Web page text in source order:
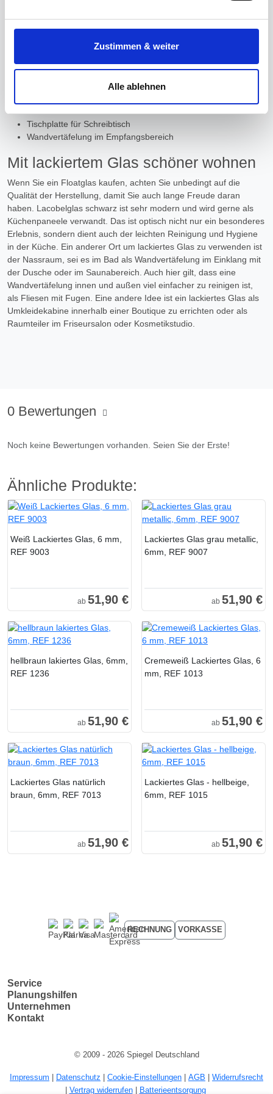
Sie in die Verarbeitung Ihrer personenbezogenen Daten
zu den genannten Zwecken ein.
unter "Cookies" Ihre getroffene Auswahl anpassen. Durch
den Widerruf der Einwilligung wird die vorherige
Impressum|Datenschutz
Zustimmen & weiter
Alle ablehnen
Gleichsam können Sie nun passend dazu eine Tischplatte aus
Floatglas kaufen, welche sich dem gesamten Bild des Büros
einem lackierten Glas auf, um ihre Kunden zu beeindrucken.
Tischplatte für Schreibtisch
Wandvertäfelung im Empfangsbereich
Mit lackiertem Glas schöner wohnen
Wenn Sie ein Floatglas kaufen, achten Sie unbedingt auf die
Qualität der Herstellung, damit Sie auch lange Freude daran
haben. Lacobelglas schwarz ist sehr modern und wird gerne als
Küchenpaneele verwandt. Das ist optisch nicht nur ein besonderes
Erlebnis, sondern dient auch der leichten Reinigung und Hygiene
in der Küche. Ein anderer Ort um lackiertes Glas zu verwenden ist
der Nassraum, sei es im Bad als Wandvertäfelung im Einklang mit
der Dusche oder im Saunabereich. Auch hier gilt, dass eine
Wandvertäfelung innen und außen viel einfacher zu reinigen ist,
als Fliesen mit Fugen. Eine andere Idee ist ein lackiertes Glas als
Umkleidekabine innerhalb einer Boutique zu errichten oder als
Raumteiler im Friseursalon oder Kosmetikstudio.
0 Bewertungen
Noch keine Bewertungen vorhanden. Seien Sie der Erste!
Ähnliche Produkte:
Weiß Lackiertes Glas, 6 mm,
REF 9003
ab 51,90 €
Lackiertes Glas grau metallic,
6mm, REF 9007
ab 51,90 €
hellbraun lakiertes Glas, 6mm,
REF 1236
ab 51,90 €
Cremeweiß Lackiertes Glas, 6
mm, REF 1013
ab 51,90 €
Lackiertes Glas natürlich
braun, 6mm, REF 7013
ab 51,90 €
Lackiertes Glas - hellbeige,
6mm, REF 1015
ab 51,90 €
RECHNUNG VORKASSE
Service
Planungshilfen
Unternehmen
Kontakt
© 2009 - 2026 Spiegel Deutschland
Impressum Datenschutz Cookie-Einstellungen AGB
Widerrufsrecht
Vertrag widerrufen Batterieentsorgung